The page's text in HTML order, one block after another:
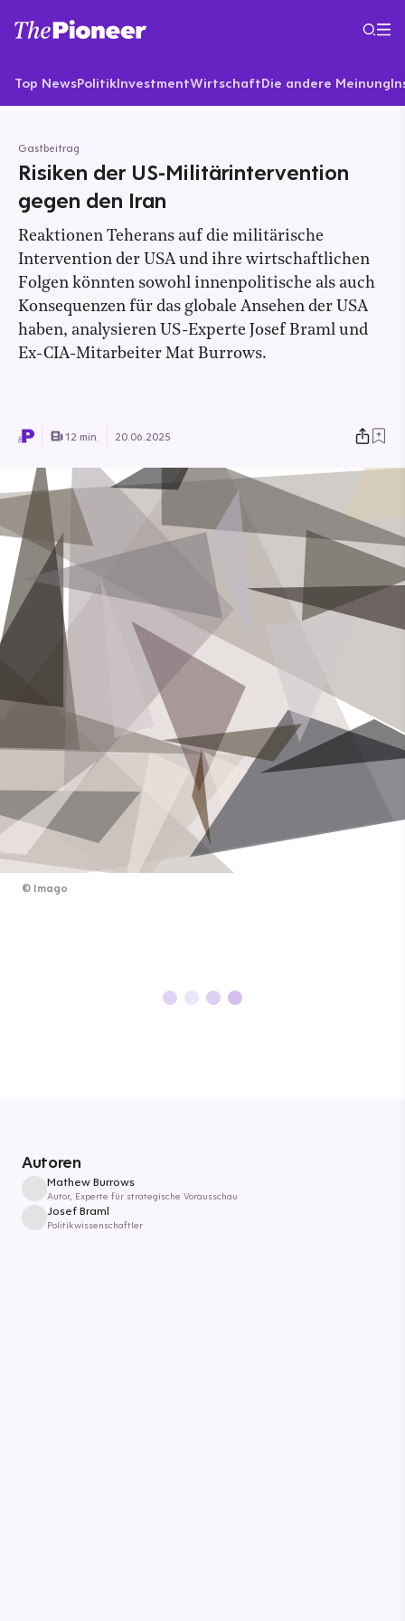
Top NewsPolitikInvestmentWirtschaftDie andere Meinung
Gastbeitrag
Risiken der US-Militärintervention
gegen den Iran
Reaktionen Teherans auf die militärische
Intervention der USA und ihre wirtschaftlichen
Folgen könnten sowohl innenpolitische als auch
Konsequenzen für das globale Ansehen der USA
haben, analysieren US-Experte Josef Braml und
Ex-CIA-Mitarbeiter Mat Burrows.
12 min. 20.06.2025
© Imago
Autoren
Mathew Burrows
Autor, Experte für strategische Vorausschau
Josef Braml
Politikwissenschaftler